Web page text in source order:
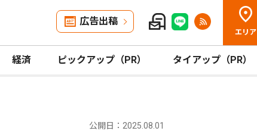
広告出稿
エリア
経済 ピックアップ（PR） タイアップ（PR）
公開日：2025.08.01